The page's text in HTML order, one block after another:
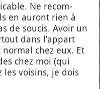
Ne recom­
en auront rien à
de sou­cis. Avoir un
dans l’appart
nor­mal chez eux. Et
chez moi (qui
les voi­sins, je dois